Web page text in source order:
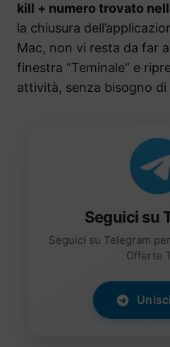
kill + numero trovato
la chiusura
Mac, non vi resta da far
finestra “Teminale” e
attività, senza bisogno di
Seguici su
Seguici su Telegram
Offerte